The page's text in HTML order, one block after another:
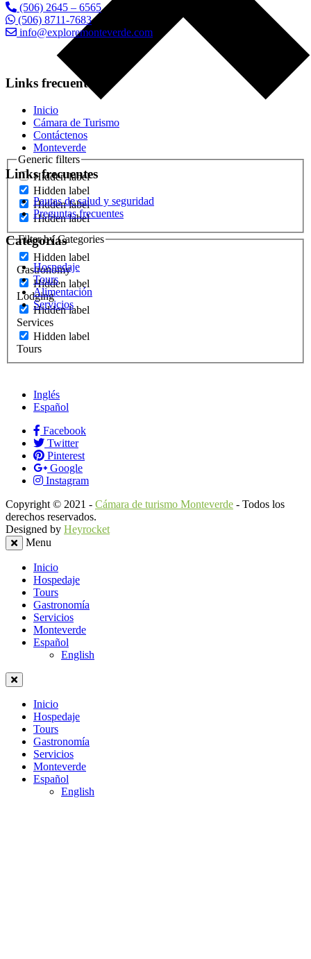
Generic filters
Hidden label
Hidden label
Hidden label
Hidden label
Filter by Categories
Hidden label
Gastronomy
Hidden label
Lodging
Hidden label
Services
Hidden label
Tours
(506) 2645 – 6565
(506) 8711-7683
info@exploremonteverde.com
Links frecuentes
Inicio
Cámara de Turismo
Contáctenos
Monteverde
Links frecuentes
Pautas de salud y seguridad
Preguntas frecuentes
Categorías
Hospedaje
Tours
Alimentación
Servicios
Inglés
Español
Facebook
Twitter
Pinterest
Google
Instagram
Copyright © 2021 - Cámara de turismo Monteverde - Todos los
derechos reservados.
Designed by Heyrocket
Menu
Inicio
Hospedaje
Tours
Gastronomía
Servicios
Monteverde
Español
English
Inicio
Hospedaje
Tours
Gastronomía
Servicios
Monteverde
Español
English